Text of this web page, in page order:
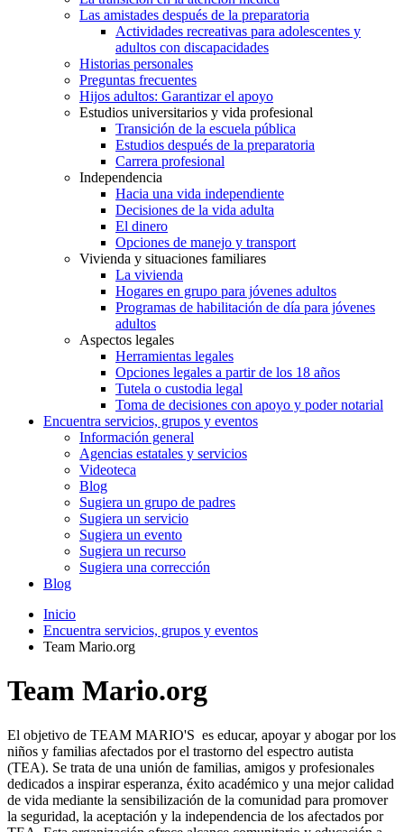
Las amistades después de la preparatoria
Actividades recreativas para adolescentes y
adultos con discapacidades
Historias personales
Preguntas frecuentes
Hijos adultos: Garantizar el apoyo
Estudios universitarios y vida profesional
Transición de la escuela pública
Estudios después de la preparatoria
Carrera profesional
Independencia
Hacia una vida independiente
Decisiones de la vida adulta
El dinero
Opciones de manejo y transport
Vivienda y situaciones familiares
La vivienda
Hogares en grupo para jóvenes adultos
Programas de habilitación de día para jóvenes
adultos
Aspectos legales
Herramientas legales
Opciones legales a partir de los 18 años
Tutela o custodia legal
Toma de decisiones con apoyo y poder notarial
Encuentra servicios, grupos y eventos
Información general
Agencias estatales y servicios
Videoteca
Blog
Sugiera un grupo de padres
Sugiera un servicio
Sugiera un evento
Sugiera un recurso
Sugiera una corrección
Blog
Inicio
Encuentra servicios, grupos y eventos
Team Mario.org
Team Mario.org
El objetivo de TEAM MARIO'S es educar, apoyar y abogar por los
niños y familias afectados por el trastorno del espectro autista
(TEA). Se trata de una unión de familias, amigos y profesionales
dedicados a inspirar esperanza, éxito académico y una mejor calidad
de vida mediante la sensibilización de la comunidad para promover
la seguridad, la aceptación y la independencia de los afectados por